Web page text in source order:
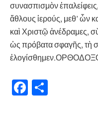
συνασπισμὸν
ἄθλους ἱερούς, μεθ’ ὧν
καὶ Χριστῷ ἀνέδραμες,
ὡς πρόβατα σφαγῆς, τὴ
Fa